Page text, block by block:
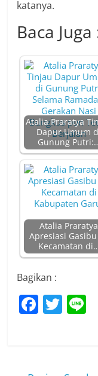
katanya.
Baca Juga
Atalia Praratya
Dapur Umum
Gunung
Atalia Praratya
Apresiasi
Kecamatan
Bagikan :
F T